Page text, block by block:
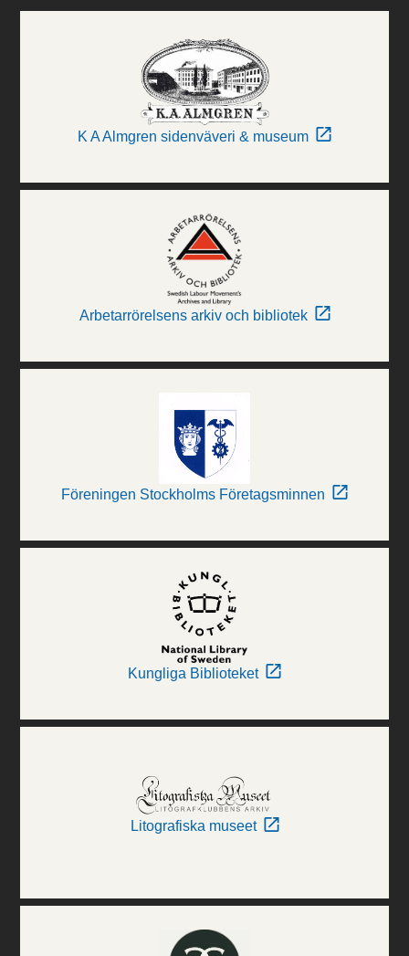
K A Almgren sidenväveri & museum
Arbetarrörelsens arkiv och bibliotek
Föreningen Stockholms Företagsminnen
Kungliga Biblioteket
Litografiska museet